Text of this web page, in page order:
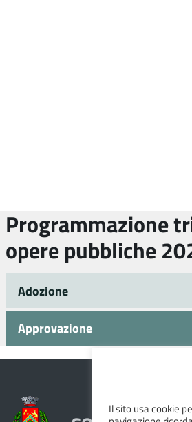
Programmazione
opere pubbliche
Adozione
Approvazione
Il sito usa cookie